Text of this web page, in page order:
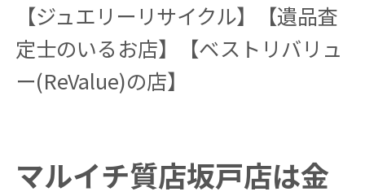
【ジュエリーリサイクル】【遺品査
定士のいるお店】【ベストリバリュ
ー(ReValue)の店】
マルイチ質店坂戸店は金